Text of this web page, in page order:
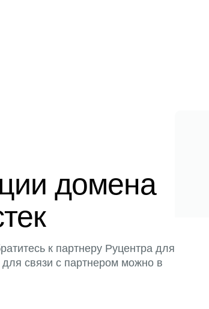
домена
к партнеру Руцентра для
связи с партнером можно в